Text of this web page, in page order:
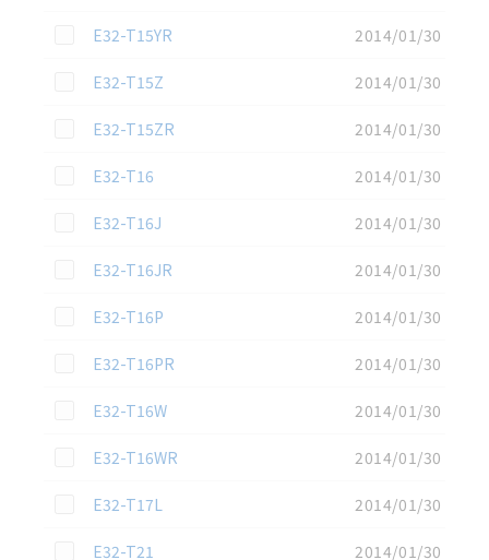
この資料を選択
E32-T15YR
2014/01/30
この資料を選択
E32-T15Z
2014/01/30
この資料を選択
E32-T15ZR
2014/01/30
この資料を選択
E32-T16
2014/01/30
この資料を選択
E32-T16J
2014/01/30
この資料を選択
E32-T16JR
2014/01/30
この資料を選択
E32-T16P
2014/01/30
この資料を選択
E32-T16PR
2014/01/30
この資料を選択
E32-T16W
2014/01/30
この資料を選択
E32-T16WR
2014/01/30
この資料を選択
E32-T17L
2014/01/30
この資料を選択
E32-T21
2014/01/30